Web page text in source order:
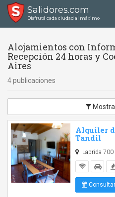
Salidores.com
Disfrutá cada ciudad al máximo
Alojamientos con
Recepción 24 horas y
Aires
4 publicaciones
Alquiler
Tandil
Laprida 700